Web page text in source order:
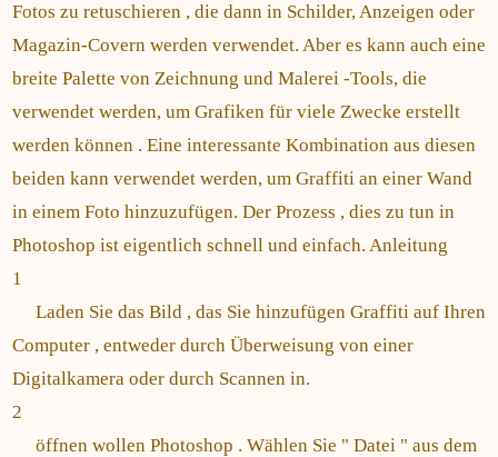
Fotos zu retuschieren , die dann in Schilder, Anzeigen oder
Magazin-Covern werden verwendet. Aber es kann auch eine
breite Palette von Zeichnung und Malerei -Tools, die
verwendet werden, um Grafiken für viele Zwecke erstellt
werden können . Eine interessante Kombination aus diesen
beiden kann verwendet werden, um Graffiti an einer Wand
in einem Foto hinzuzufügen. Der Prozess , dies zu tun in
Photoshop ist eigentlich schnell und einfach. Anleitung
1
Laden Sie das Bild , das Sie hinzufügen Graffiti auf Ihren
Computer , entweder durch Überweisung von einer
Digitalkamera oder durch Scannen in.
2
öffnen wollen Photoshop . Wählen Sie " Datei " aus dem